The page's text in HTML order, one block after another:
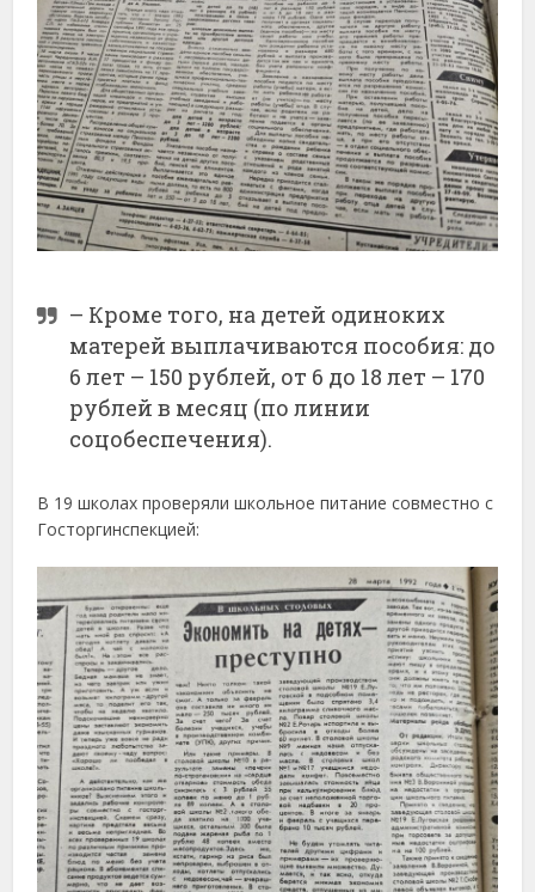
– Кроме того, на детей одиноких
матерей выплачиваются пособия: до
6 лет – 150 рублей, от 6 до 18 лет – 170
рублей в месяц (по линии
соцобеспечения).
В 19 школах проверяли школьное питание совместно с
Госторгинспекцией: